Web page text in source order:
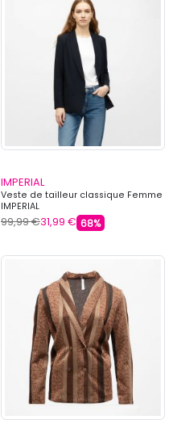
IMPERIAL
Veste de tailleur classique Femme
IMPERIAL
99,99 €31,99 € 68%